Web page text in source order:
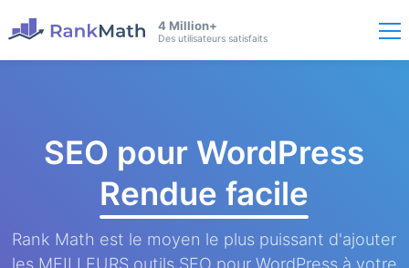
4 Million+
Des utilisateurs satisfaits
SEO pour WordPress
Rendue facile
Rank Math est le moyen le plus puissant d'ajouter
les MEILLEURS outils SEO pour WordPress à votre